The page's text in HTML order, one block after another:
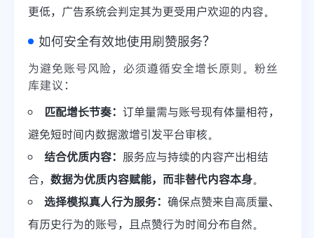
更低，广告系统会判定其为更受用户欢迎的内容。
如何安全有效地使用刷赞服务？
为避免账号风险，必须遵循安全增长原则。粉丝
库建议：
匹配增长节奏： 订单量需与账号现有体量相符，
避免短时间内数据激增引发平台审核。
结合优质内容： 服务应与持续的内容产出相结
合， 数据为优质内容赋能，而非替代内容本身。
选择模拟真人行为服务： 确保点赞来自高质量、
有历史行为的账号，且点赞行为时间分布自然。